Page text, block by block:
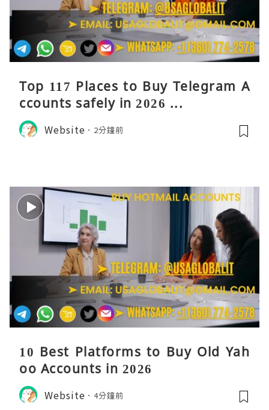
Top 117 Places to Buy Telegram A
ccounts safely in 2026 ...
Website 2分鐘前
10 Best Platforms to Buy Old Yah
oo Accounts in 2026
Website 4分鐘前